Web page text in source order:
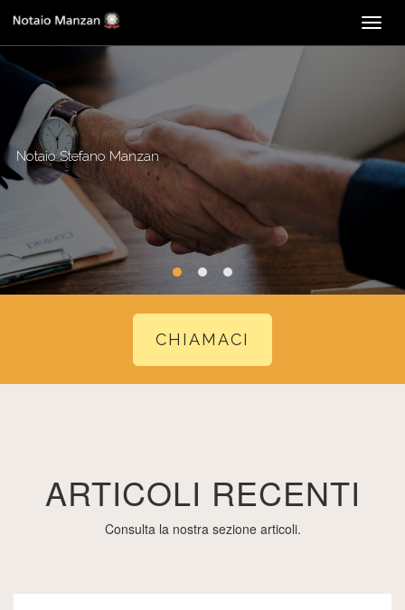
Notaio Stefano Manzan
CHIAMACI
ARTICOLI RECENTI
Consulta la nostra sezione articoli.